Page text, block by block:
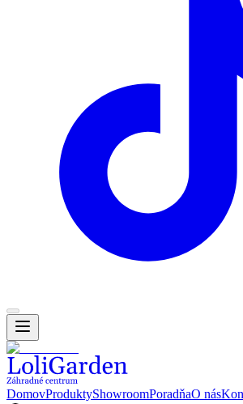
DomovProduktyShowroomPoradňaO nás